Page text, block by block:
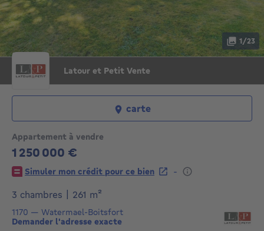
Appartement à vendre
1 250 000 €
1250000€
Simuler mon crédit pour ce bien
-
3 chambres
261 m²
1170 — Watermael-Boitsfort
Demander l'adresse exacte
Latour et Petit Vente
1/23
carte